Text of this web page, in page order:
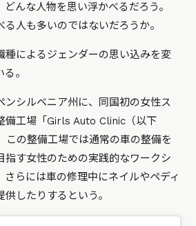
んな人物を思い浮かべるだろう。
る人も多いのではないだろうか。
種によるジェンダーの思い込みを変
。
ンシルベニア州に、同国初の女性ス
備工場「Girls Auto Clinic（以下
この整備工場では通常の車の整備を
指す女性のための実践的なワークシ
さらには車の修理中にネイルやペディ
したりするという。